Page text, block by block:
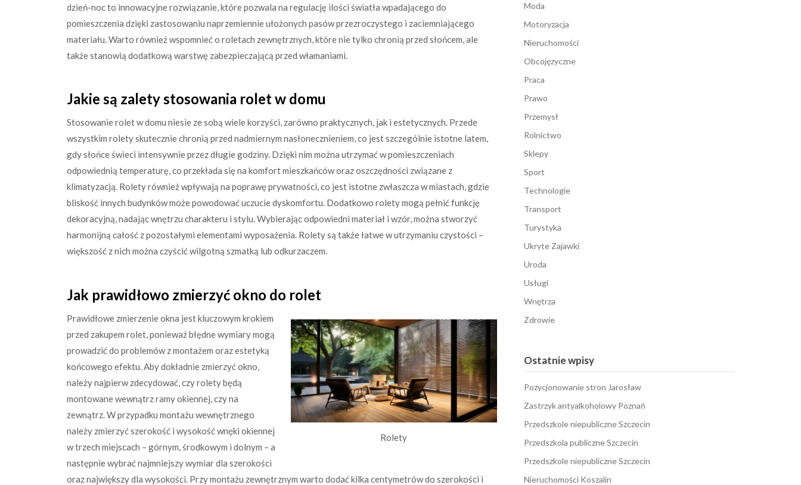
dzień-noc to innowacyjne rozwiązanie, które pozwala na regulację ilości światła wpadającego do
pomieszczenia dzięki zastosowaniu naprzemiennie ułożonych pasów przezroczystego i zaciemniającego
materiału. Warto również wspomnieć o roletach zewnętrznych, które nie tylko chronią przed słońcem, ale
także stanowią dodatkową warstwę zabezpieczającą przed włamaniami.
Jakie są zalety stosowania rolet w domu
Stosowanie rolet w domu niesie ze sobą wiele korzyści, zarówno praktycznych, jak i estetycznych. Przede
wszystkim rolety skutecznie chronią przed nadmiernym nasłonecznieniem, co jest szczególnie istotne latem,
gdy słońce świeci intensywnie przez długie godziny. Dzięki nim można utrzymać w pomieszczeniach
odpowiednią temperaturę, co przekłada się na komfort mieszkańców oraz oszczędności związane z
klimatyzacją. Rolety również wpływają na poprawę prywatności, co jest istotne zwłaszcza w miastach, gdzie
bliskość innych budynków może powodować uczucie dyskomfortu. Dodatkowo rolety mogą pełnić funkcję
dekoracyjną, nadając wnętrzu charakteru i stylu. Wybierając odpowiedni materiał i wzór, można stworzyć
harmonijną całość z pozostałymi elementami wyposażenia. Rolety są także łatwe w utrzymaniu czystości –
większość z nich można czyścić wilgotną szmatką lub odkurzaczem.
Jak prawidłowo zmierzyć okno do rolet
Rolety
Prawidłowe zmierzenie okna jest kluczowym krokiem
przed zakupem rolet, ponieważ błędne wymiary mogą
prowadzić do problemów z montażem oraz estetyką
końcowego efektu. Aby dokładnie zmierzyć okno,
należy najpierw zdecydować, czy rolety będą
montowane wewnątrz ramy okiennej, czy na
zewnątrz. W przypadku montażu wewnętrznego
należy zmierzyć szerokość i wysokość wnęki okiennej
w trzech miejscach – górnym, środkowym i dolnym – a
następnie wybrać najmniejszy wymiar dla szerokości
oraz największy dla wysokości. Przy montażu zewnętrznym warto dodać kilka centymetrów do szerokości i
Moda
Motoryzacja
Nieruchomości
Obcojęzyczne
Praca
Prawo
Przemysł
Rolnictwo
Sklepy
Sport
Technologie
Transport
Turystyka
Ukryte Zajawki
Uroda
Usługi
Wnętrza
Zdrowie
Ostatnie wpisy
Pozycjonowanie stron Jarosław
Zastrzyk antyalkoholowy Poznań
Przedszkole niepubliczne Szczecin
Przedszkola publiczne Szczecin
Przedszkole niepubliczne Szczecin
Nieruchomości Koszalin